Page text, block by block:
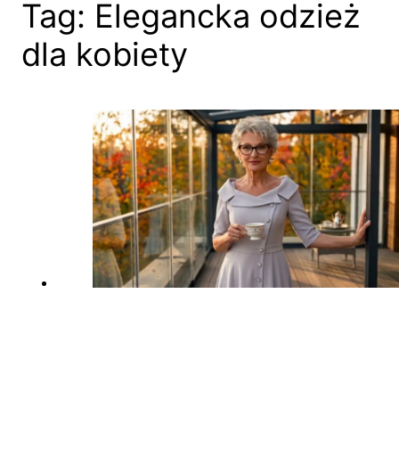
Tag: Elegancka odzież
dla kobiety